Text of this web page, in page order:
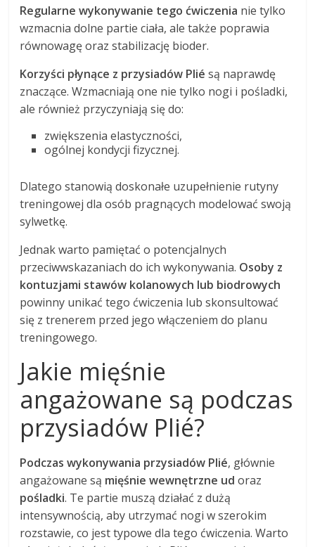
Regularne wykonywanie tego ćwiczenia nie tylko
wzmacnia dolne partie ciała, ale także poprawia
równowagę oraz stabilizację bioder.
Korzyści płynące z przysiadów Plié są naprawdę
znaczące. Wzmacniają one nie tylko nogi i pośladki,
ale również przyczyniają się do:
zwiększenia elastyczności,
ogólnej kondycji fizycznej.
Dlatego stanowią doskonałe uzupełnienie rutyny
treningowej dla osób pragnących modelować swoją
sylwetkę.
Jednak warto pamiętać o potencjalnych
przeciwwskazaniach do ich wykonywania. Osoby z
kontuzjami stawów kolanowych lub biodrowych
powinny unikać tego ćwiczenia lub skonsultować
się z trenerem przed jego włączeniem do planu
treningowego.
Jakie mięśnie
angażowane są podczas
przysiadów Plié?
Podczas wykonywania przysiadów Plié, głównie
angażowane są mięśnie wewnętrzne ud oraz
pośladki. Te partie muszą działać z dużą
intensywnością, aby utrzymać nogi w szerokim
rozstawie, co jest typowe dla tego ćwiczenia. Warto